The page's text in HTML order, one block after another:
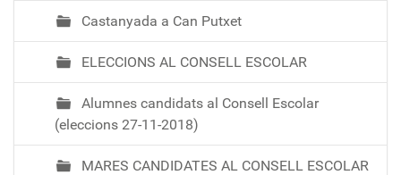
Castanyada a Can Putxet
ELECCIONS AL CONSELL ESCOLAR
Alumnes candidats al Consell Escolar
(eleccions 27-11-2018)
MARES CANDIDATES AL CONSELL ESCOLAR